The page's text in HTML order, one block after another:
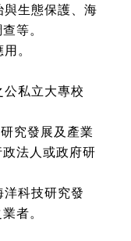
生態保護、海
等。
。
公私立大專校
究發展及產業
法人或政府研
科技研究發
者。